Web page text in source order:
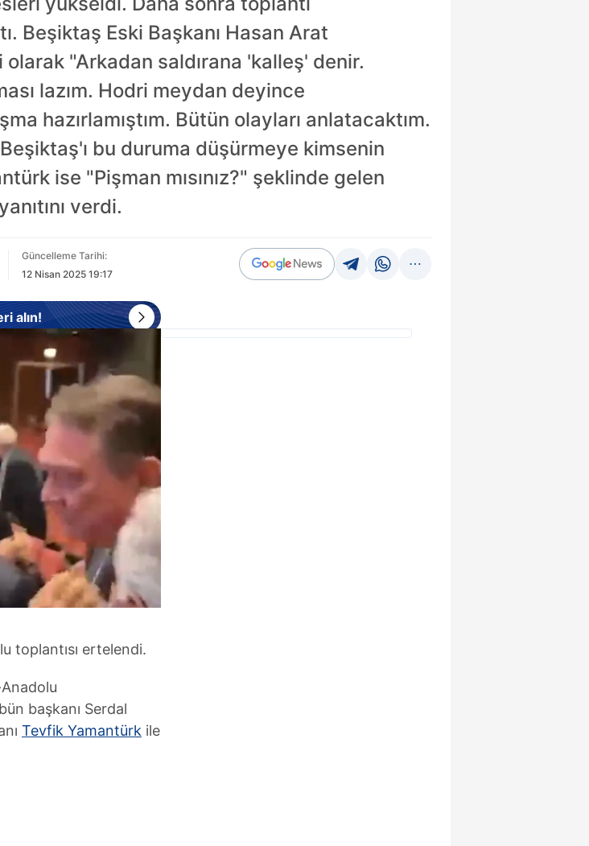
Beşiktaş Eski Başkanı Hasan Arat
"Arkadan saldırana 'kalleş' denir.
lazım. Hodri meydan deyince
hazırlamıştım. Bütün olayları anlatacaktım.
bu duruma düşürmeye kimsenin
ise "Pişman mısınız?" şeklinde gelen
verdi.
Güncelleme Tarihi:
12 Nisan 2025 19:17
alın!
toplantısı ertelendi.
başkanı Serdal
Tevfik Yamantürk ile